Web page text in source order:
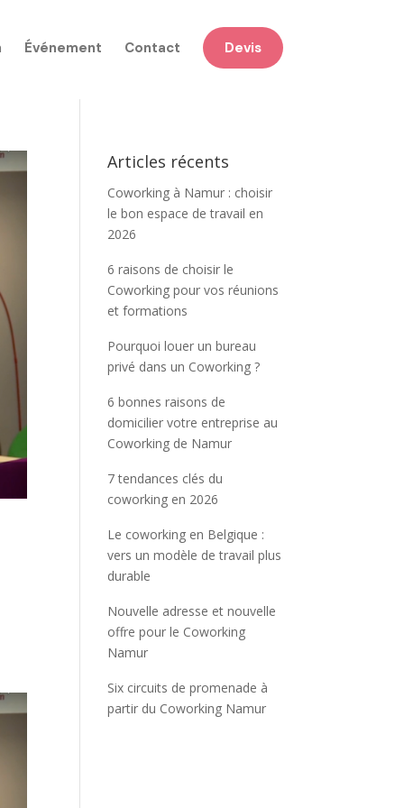
Événement Contact Devis
Articles récents
Coworking à Namur : choisir
le bon espace de travail en
2026
6 raisons de choisir le
Coworking pour vos réunions
et formations
Pourquoi louer un bureau
privé dans un Coworking ?
6 bonnes raisons de
domicilier votre entreprise au
Coworking de Namur
7 tendances clés du
coworking en 2026
Le coworking en Belgique :
vers un modèle de travail plus
durable
Nouvelle adresse et nouvelle
offre pour le Coworking
Namur
Six circuits de promenade à
partir du Coworking Namur